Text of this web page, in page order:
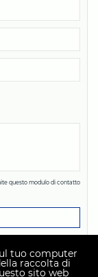
questo modulo di contatto
tuo computer
raccolta di
sito web